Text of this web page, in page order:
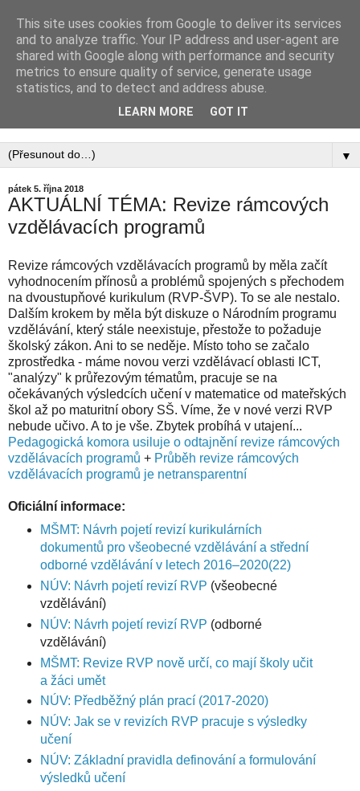
PEDAGOGICKÁ
KOMORA, ZAPSANÝ
▼
pátek 5. října 2018
AKTUÁLNÍ TÉMA: Revize rámcových
vzdělávacích programů
Revize rámcových vzdělávacích programů by měla začít
vyhodnocením přínosů a problémů spojených s přechodem
na dvoustupňové kurikulum (RVP-ŠVP). To se ale nestalo.
Dalším krokem by měla být diskuze o Národním programu
vzdělávání, který stále neexistuje, přestože to požaduje
školský zákon. Ani to se neděje. Místo toho se začalo
zprostředka - máme novou verzi vzdělávací oblasti ICT,
"analýzy" k průřezovým tématům, pracuje se na
očekávaných výsledcích učení v matematice od mateřských
škol až po maturitní obory SŠ. Víme, že v nové verzi RVP
nebude učivo. A to je vše. Zbytek probíhá v utajení...
Pedagogická komora usiluje o odtajnění revize rámcových
vzdělávacích programů + Průběh revize rámcových
vzdělávacích programů je netransparentní
Oficiální informace:
MŠMT: Návrh pojetí revizí kurikulárních
dokumentů pro všeobecné vzdělávání a střední
odborné vzdělávání v letech 2016–2020(22)
NÚV: Návrh pojetí revizí RVP (všeobecné
vzdělávání)
NÚV: Návrh pojetí revizí RVP (odborné
vzdělávání)
MŠMT: Revize RVP nově určí, co mají školy učit
a žáci umět
NÚV: Předběžný plán prací (2017-2020)
NÚV: Jak se v revizích RVP pracuje s výsledky
učení
NÚV: Základní pravidla definování a formulování
výsledků učení
This site uses cookies from Google to deliver its services
and to analyze traffic. Your IP address and user-agent are
shared with Google along with performance and security
metrics to ensure quality of service, generate usage
statistics, and to detect and address abuse.
LEARN MORE GOT IT